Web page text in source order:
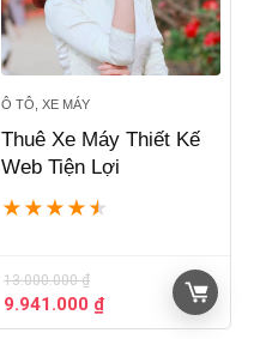
Ô TÔ, XE MÁY
Thuê Xe Máy Thiết Kế
Web Tiện Lợi
★ ★ ★ ★ ★
13.000.000₫
Giá
gốc
9.941.000 ₫Giá
hiện